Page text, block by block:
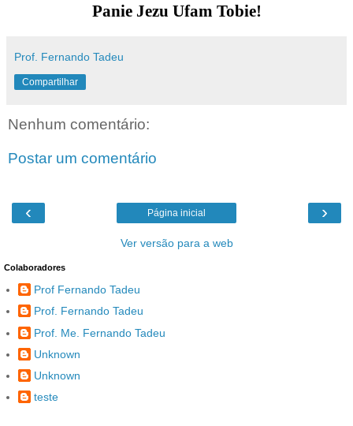
Panie Jezu Ufam Tobie!
Prof. Fernando Tadeu
Compartilhar
Nenhum comentário:
Postar um comentário
‹ ›
Página inicial
Ver versão para a web
Colaboradores
Prof Fernando Tadeu
Prof. Fernando Tadeu
Prof. Me. Fernando Tadeu
Unknown
Unknown
teste